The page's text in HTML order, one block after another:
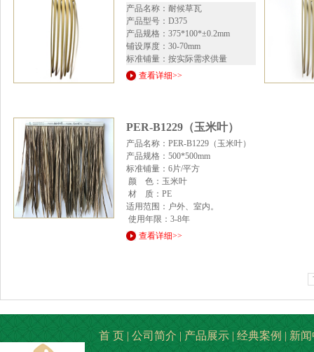
产品名称：耐候草瓦
产品型号：D375
产品规格：375*100*±0.2mm
铺设厚度：30-70mm
标准铺量：按实际需求供量
查看详细>>
PER-B1229（玉米叶）
产品名称：PER-B1229（玉米叶）
产品规格：500*500mm
标准铺量：6片/平方
颜 色：玉米叶
材 质：PE
适用范围：户外、室内。
使用年限：3-8年
查看详细>>
首 页 | 公司简介 | 产品展示 | 经典案例 | 新